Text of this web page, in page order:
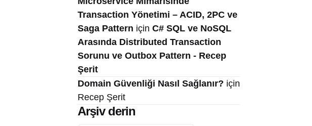
Transaction Yönetimi – ACID, 2PC ve
Saga Pattern için C# SQL ve NoSQL
Arasında Distributed Transaction
Sorunu ve Outbox Pattern - Recep
Şerit
Domain Güvenliği Nasıl Sağlanır? için
Recep Şerit
Arşiv derin